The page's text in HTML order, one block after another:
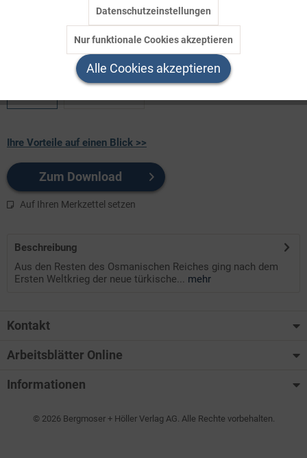
proklamiert wurde. Die Reformpläne...
Welchen Download brauchen Sie?
Ihre Vorteile auf einen Blick >>
Zum Download
Auf Ihren Merkzettel setzen
Beschreibung
Aus den Resten des Osmanischen Reiches ging nach dem
Ersten Weltkrieg der neue türkische... mehr
Kontakt
Arbeitsblätter Online
Informationen
© 2026 Bergmoser + Höller Verlag AG. Alle Rechte vorbehalten.
Inaktiv
Datenschutzeinstellungen
Nur funktionale Cookies akzeptieren
Alle Cookies akzeptieren